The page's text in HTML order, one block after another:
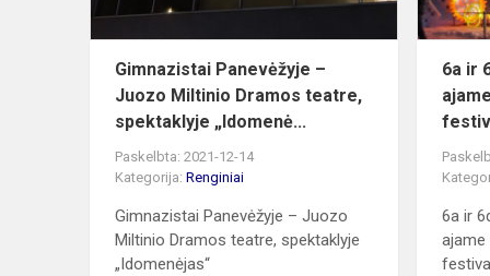
teatre,
spek...
Gimnazistai Panevėžyje –
Juozo Miltinio Dramos teatre,
spektaklyje „Idomenė...
Paskelbta: 2021-12-14
Kategorija: Renginiai
Gimnazistai Panevėžyje – Juozo
Miltinio Dramos teatre, spektaklyje
„Idomenėjas“
6a ir
6a ir
ajame